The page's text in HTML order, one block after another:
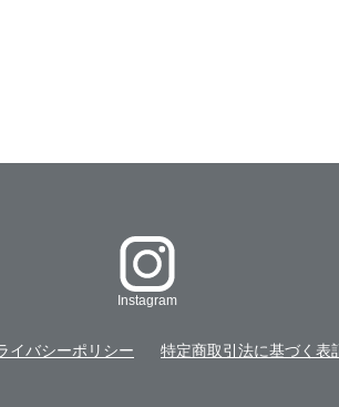
Instagram
イバシーポリシー 特定商取引法に基づく表